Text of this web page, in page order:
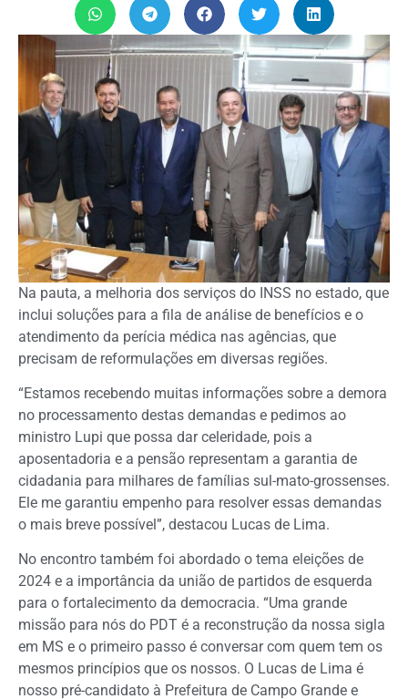
Na pauta, a melhoria dos serviços do INSS no estado, que
inclui soluções para a fila de análise de benefícios e o
atendimento da perícia médica nas agências, que
precisam de reformulações em diversas regiões.
“Estamos recebendo muitas informações sobre a demora
no processamento destas demandas e pedimos ao
ministro Lupi que possa dar celeridade, pois a
aposentadoria e a pensão representam a garantia de
cidadania para milhares de famílias sul-mato-grossenses.
Ele me garantiu empenho para resolver essas demandas
o mais breve possível”, destacou Lucas de Lima.
No encontro também foi abordado o tema eleições de
2024 e a importância da união de partidos de esquerda
para o fortalecimento da democracia. “Uma grande
missão para nós do PDT é a reconstrução da nossa sigla
em MS e o primeiro passo é conversar com quem tem os
mesmos princípios que os nossos. O Lucas de Lima é
nosso pré-candidato à Prefeitura de Campo Grande e